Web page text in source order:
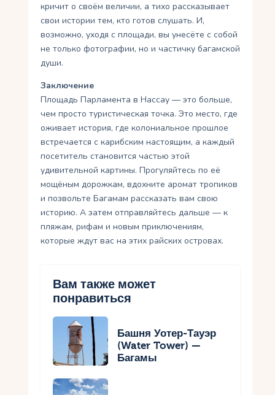
кричит о своём величии, а тихо рассказывает
свои истории тем, кто готов слушать. И,
возможно, уходя с площади, вы унесёте с собой
не только фотографии, но и частичку багамской
души.
Заключение
Площадь Парламента в Нассау — это больше,
чем просто туристическая точка. Это место, где
оживает история, где колониальное прошлое
встречается с карибским настоящим, а каждый
посетитель становится частью этой
удивительной картины. Прогуляйтесь по её
мощёным дорожкам, вдохните аромат тропиков
и позвольте Багамам рассказать вам свою
историю. А затем отправляйтесь дальше — к
пляжам, рифам и новым приключениям,
которые ждут вас на этих райских островах.
Вам также может
понравиться
Башня Уотер-Тауэр
(Water Tower) —
Багамы